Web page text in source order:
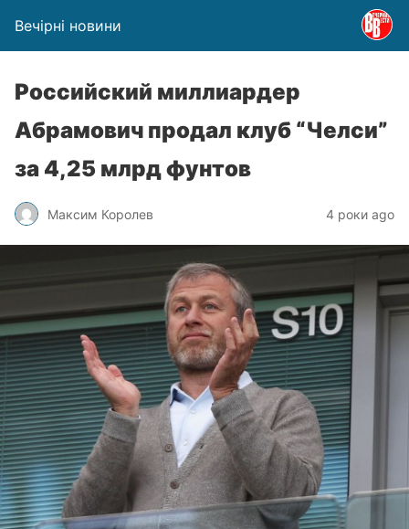
Вечірні новини
Российский миллиардер
Абрамович продал клуб “Челси”
за 4,25 млрд фунтов
Максим Королев 4 роки ago